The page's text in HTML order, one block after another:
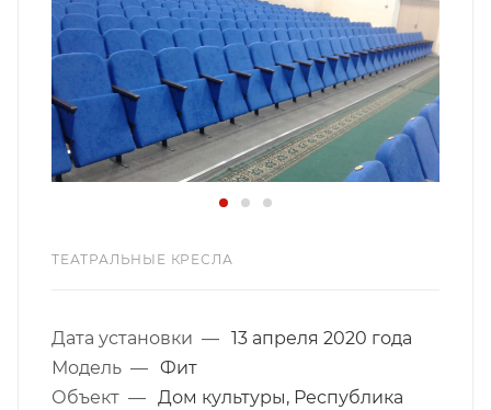
ТЕАТРАЛЬНЫЕ КРЕСЛА
Дата установки — 13 апреля 2020 года
Модель — Фит
Объект — Дом культуры, Республика